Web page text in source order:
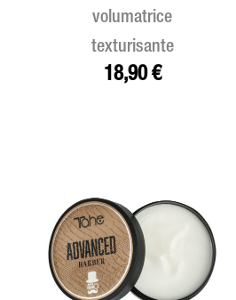
volumatrice
texturisante
18,90€